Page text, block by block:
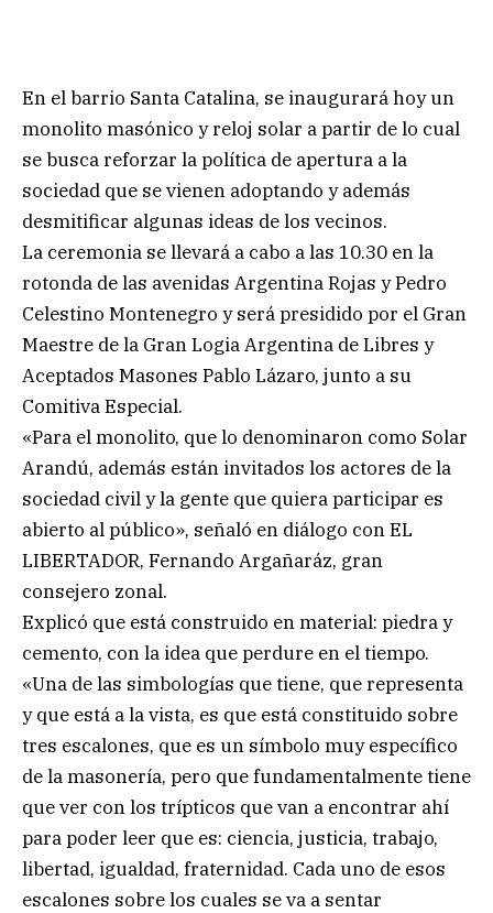
En el barrio Santa Catalina, se inaugurará hoy un
monolito masónico y reloj solar a partir de lo cual
se busca reforzar la política de apertura a la
sociedad que se vienen adoptando y además
desmitificar algunas ideas de los vecinos.
La ceremonia se llevará a cabo a las 10.30 en la
rotonda de las avenidas Argentina Rojas y Pedro
Celestino Montenegro y será presidido por el Gran
Maestre de la Gran Logia Argentina de Libres y
Aceptados Masones Pablo Lázaro, junto a su
Comitiva Especial.
«Para el monolito, que lo denominaron como Solar
Arandú, además están invitados los actores de la
sociedad civil y la gente que quiera participar es
abierto al público», señaló en diálogo con EL
LIBERTADOR, Fernando Argañaráz, gran
consejero zonal.
Explicó que está construido en material: piedra y
cemento, con la idea que perdure en el tiempo.
«Una de las simbologías que tiene, que representa
y que está a la vista, es que está constituido sobre
tres escalones, que es un símbolo muy específico
de la masonería, pero que fundamentalmente tiene
que ver con los trípticos que van a encontrar ahí
para poder leer que es: ciencia, justicia, trabajo,
libertad, igualdad, fraternidad. Cada uno de esos
escalones sobre los cuales se va a sentar